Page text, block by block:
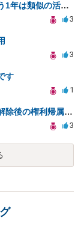
「契約解除後、むこう1年は類似の活動を禁ずる」会社が倒産した場合でも施行されますか？
3
3
す
1
芸能事務所との契約解除後の権利帰属についての確認
3